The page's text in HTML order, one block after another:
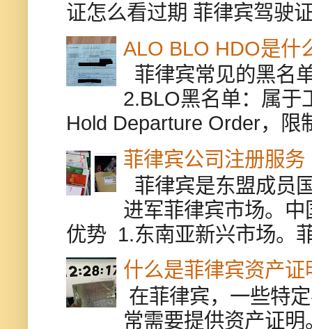
证怎么看过期 菲律宾驾驶
ALO BLO HDO是什
菲律宾常见的黑名
2.BLO黑名单：属于
Hold Departure Order，限
菲律宾公司注册服务
菲律宾是东盟成员
进军菲律宾市场。
优势 1.东南亚新兴市场。
什么是菲律宾资产证
在菲律宾，一些特
常需要提供资产证